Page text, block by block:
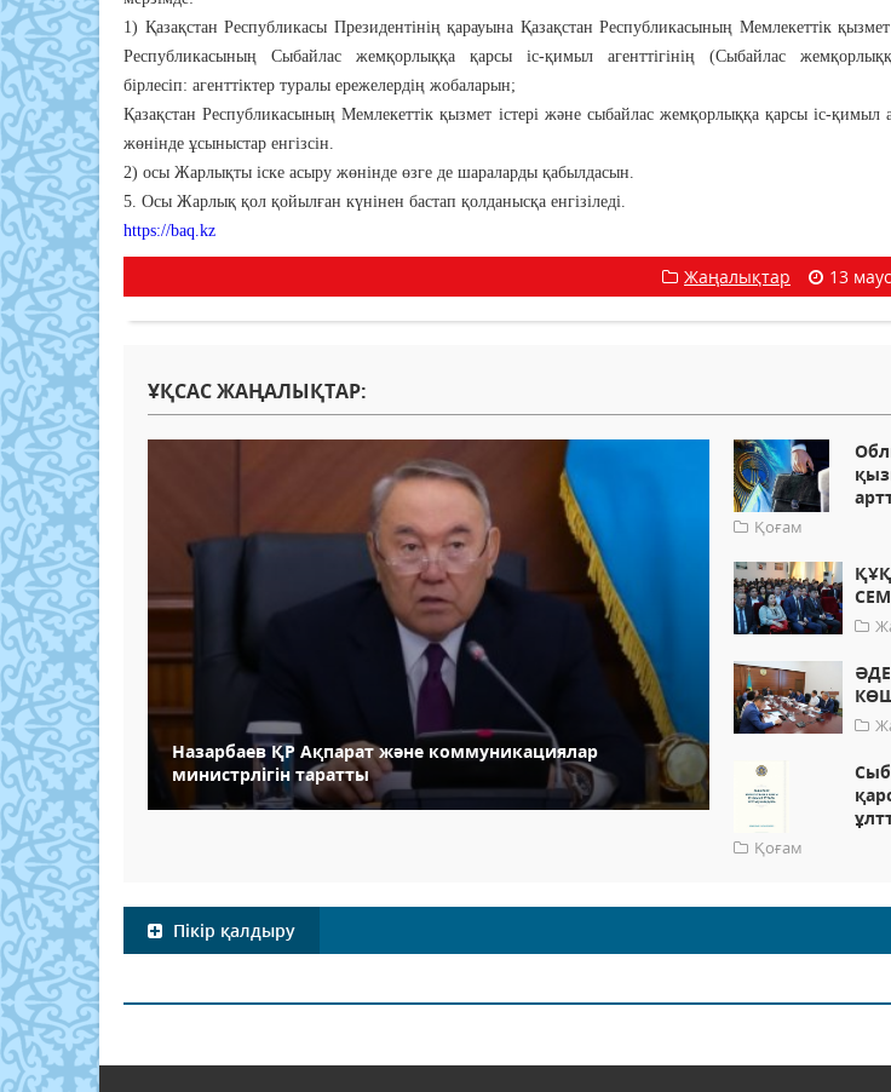
1) Қазақстан Республикасы Президентінің қарауына Қазақстан Республикасының Мемлекеттік қызмет
Республикасының Сыбайлас жемқорлыққа қарсы іс-қимыл агенттігінің (Сыбайлас
бірлесіп: агенттіктер туралы ережелердің жобаларын;
Қазақстан Республикасының Мемлекеттік қызмет істері және сыбайлас жемқорлыққа қарсы іс-қимыл
жөнінде ұсыныстар енгізсін.
2) осы Жарлықты іске асыру жөнінде өзге де шараларды қабылдасын.
5. Осы Жарлық қол қойылған күнінен бастап қолданысқа енгізіледі.
https://baq.kz
Жаңалықтар 13
ҰҚСАС ЖАҢАЛЫҚТАР:
Назарбаев ҚР Ақпарат және коммуникациялар
министрлігін таратты
Қоғам
Қоғам
Пікір қалдыру